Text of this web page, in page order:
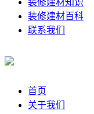
装修建材百科
联系我们
首页
关于我们